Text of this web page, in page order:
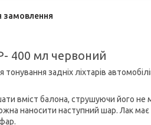
замовлення
400 мл червоний
задніх ліхтарів
вміст балона, струшуючи його не
наносити наступний шар. Лак